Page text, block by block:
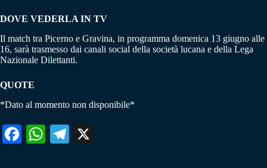
DOVE VEDERLA IN TV
Il match tra Picerno e Gravina, in programma domenica 13 giugno alle
16, sarà trasmesso dai canali social della società lucana e della Lega
Nazionale Dilettanti.
QUOTE
*Dato al momento non disponibile*
Fa W
Te